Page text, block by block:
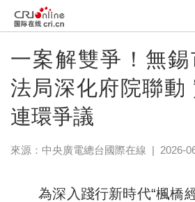
一案解雙爭！無錫
法局深化府院聯動
連環爭議
來源：中央廣電總台國際在線 | 2026-
為深入踐行新時代“楓橋經